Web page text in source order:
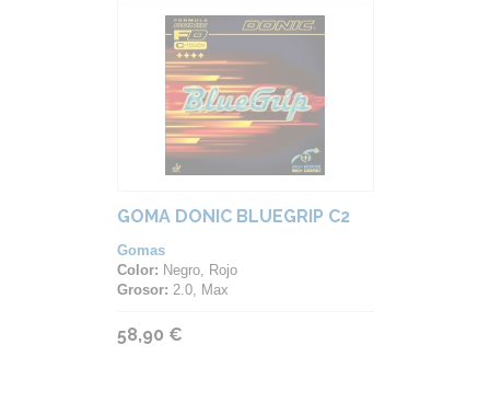
GOMA DONIC BLUEGRIP C2
Gomas
Color: Negro, Rojo
Grosor: 2.0, Max
58,90 €